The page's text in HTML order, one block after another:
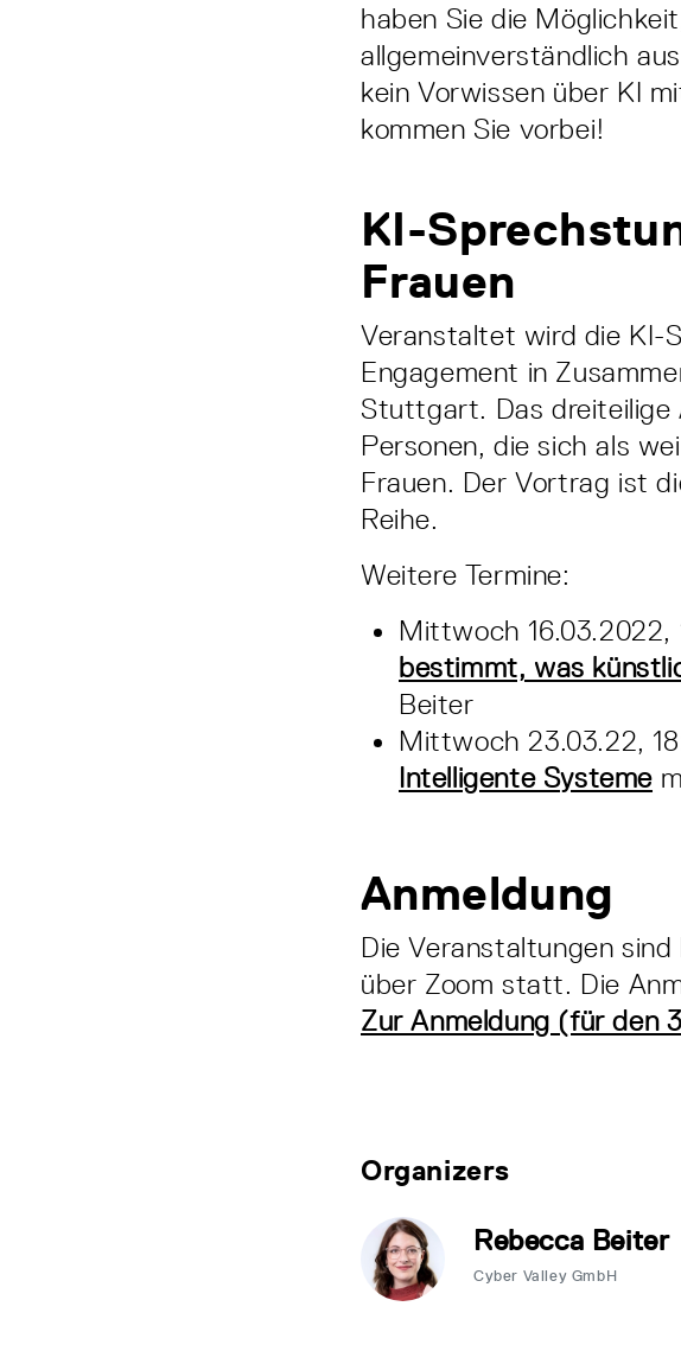
haben Sie die
allgemeinverständlich
kein Vorwissen über KI
kommen Sie vorbei!
KI-
Frauen
Veranstaltet wird die KI-
Engagement in
Stuttgart. Das dreiteilige
Personen, die sich als
Frauen. Der Vortrag ist
Reihe.
Weitere Termine:
Mittwoch 16.03.2022,
bestimmt, was
Beiter
Mittwoch 23.03.22,
Intelligente Systeme
Anmeldung
Die Veranstaltungen
über Zoom statt. Die
Zur Anmeldung (für den
Organizers
Rebecca Beiter
Cyber Valley GmbH